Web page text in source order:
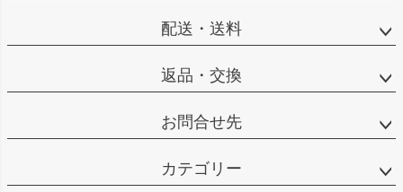
配送・送料
返品・交換
お問合せ先
カテゴリー